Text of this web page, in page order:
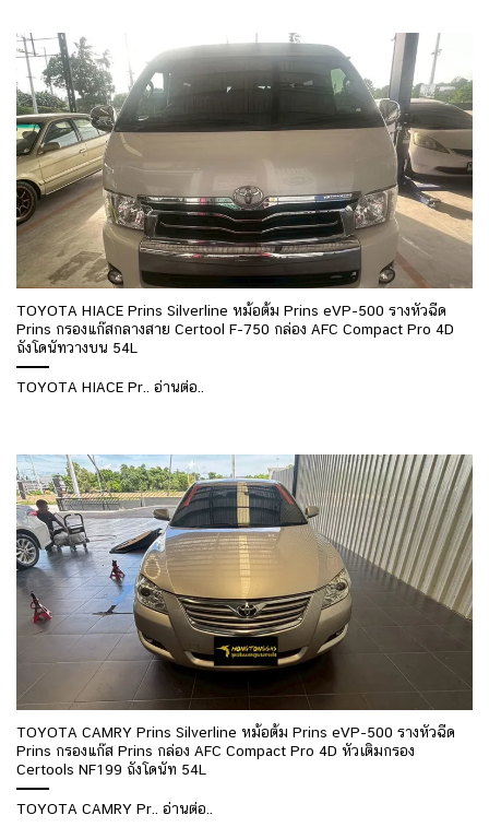
TOYOTA HIACE Prins Silverline หม้อต้ม Prins eVP-500 รางหัวฉีด
Prins กรองแก๊สกลางสาย Certool F-750 กล่อง AFC Compact Pro 4D
ถังโดนัทวางบน 54L
TOYOTA HIACE Pr.. อ่านต่อ..
TOYOTA CAMRY Prins Silverline หม้อต้ม Prins eVP-500 รางหัวฉีด
Prins กรองแก๊ส Prins กล่อง AFC Compact Pro 4D หัวเติมกรอง
Certools NF199 ถังโดนัท 54L
TOYOTA CAMRY Pr.. อ่านต่อ..